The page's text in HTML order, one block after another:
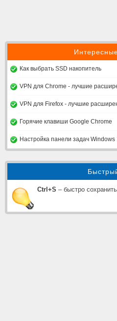
Как выбрать SSD накопитель
VPN для Chrome - лучшие
VPN для Firefox - лучшие
Горячие клавиши Google Chrome
Настройка панели задач Windows
Ctrl+S – быстро